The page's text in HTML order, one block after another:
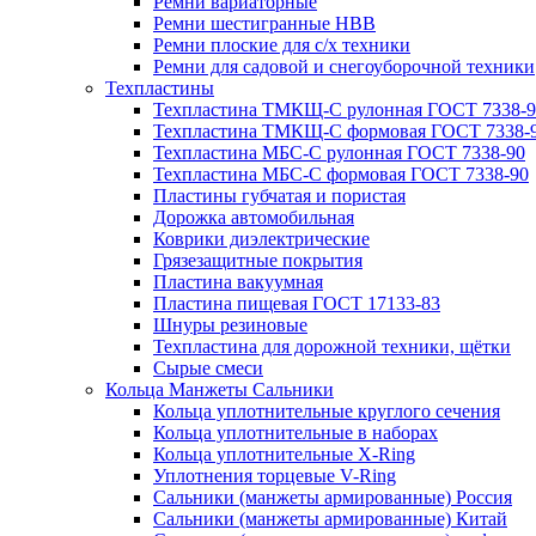
Ремни шестигранные HBB
Ремни плоские для с/х техники
Ремни для садовой и снегоуборочной техники
Техпластины
Техпластина ТМКЩ-С рулонная ГОСТ 7338-
Техпластина ТМКЩ-С формовая ГОСТ 7338-
Техпластина МБС-С рулонная ГОСТ 7338-90
Техпластина МБС-С формовая ГОСТ 7338-90
Пластины губчатая и пористая
Дорожка автомобильная
Коврики диэлектрические
Грязезащитные покрытия
Пластина вакуумная
Пластина пищевая ГОСТ 17133-83
Шнуры резиновые
Техпластина для дорожной техники, щётки
Сырые смеси
Кольца Манжеты Сальники
Кольца уплотнительные круглого сечения
Кольца уплотнительные в наборах
Кольца уплотнительные Х-Ring
Уплотнения торцевые V-Ring
Сальники (манжеты армированные) Россия
Сальники (манжеты армированные) Китай